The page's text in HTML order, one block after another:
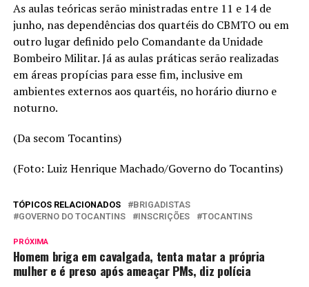
As aulas teóricas serão ministradas entre 11 e 14 de
junho, nas dependências dos quartéis do CBMTO ou em
outro lugar definido pelo Comandante da Unidade
Bombeiro Militar. Já as aulas práticas serão realizadas
em áreas propícias para esse fim, inclusive em
ambientes externos aos quartéis, no horário diurno e
noturno.
(Da secom Tocantins)
(Foto: Luiz Henrique Machado/Governo do Tocantins)
TÓPICOS RELACIONADOS
BRIGADISTAS
GOVERNO DO TOCANTINS
INSCRIÇÕES TOCANTINS
PRÓXIMA
Homem briga em cavalgada, tenta matar a própria
mulher e é preso após ameaçar PMs, diz polícia